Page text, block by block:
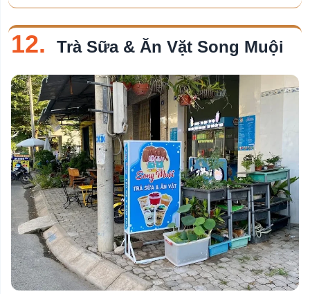
12. Trà Sữa & Ăn Vặt Song Muội